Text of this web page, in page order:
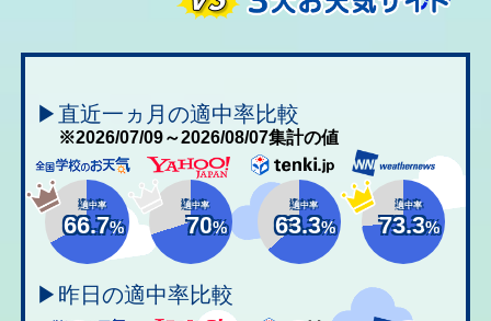
▶直近一ヵ月の適中率比較
※2026/07/09～2026/08/07集計の値
適中率
66.7%
適中率
70%
適中率
63.3%
適中率
73.3%
▶昨日の適中率比較